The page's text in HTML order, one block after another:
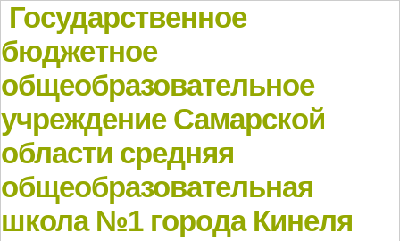
Государственное
бюджетное
общеобразовательное
учреждение Самарской
области средняя
общеобразовательная
школа №1 города Кинеля